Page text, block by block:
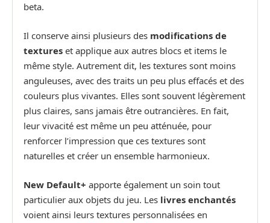
beta.
Il conserve ainsi plusieurs des modifications de
textures et applique aux autres blocs et items le
même style. Autrement dit, les textures sont moins
anguleuses, avec des traits un peu plus effacés et des
couleurs plus vivantes. Elles sont souvent légèrement
plus claires, sans jamais être outrancières. En fait,
leur vivacité est même un peu atténuée, pour
renforcer l’impression que ces textures sont
naturelles et créer un ensemble harmonieux.
New Default+ apporte également un soin tout
particulier aux objets du jeu. Les livres enchantés
voient ainsi leurs textures personnalisées en